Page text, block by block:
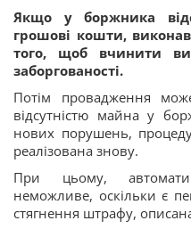
Якщо у боржника
грошові кошти,
того, щоб вчинити
заборгованості.
Потім провадження
відсутністю майна у
нових порушень,
реалізована знову.
При цьому,
неможливе, оскільки є
стягнення штрафу,